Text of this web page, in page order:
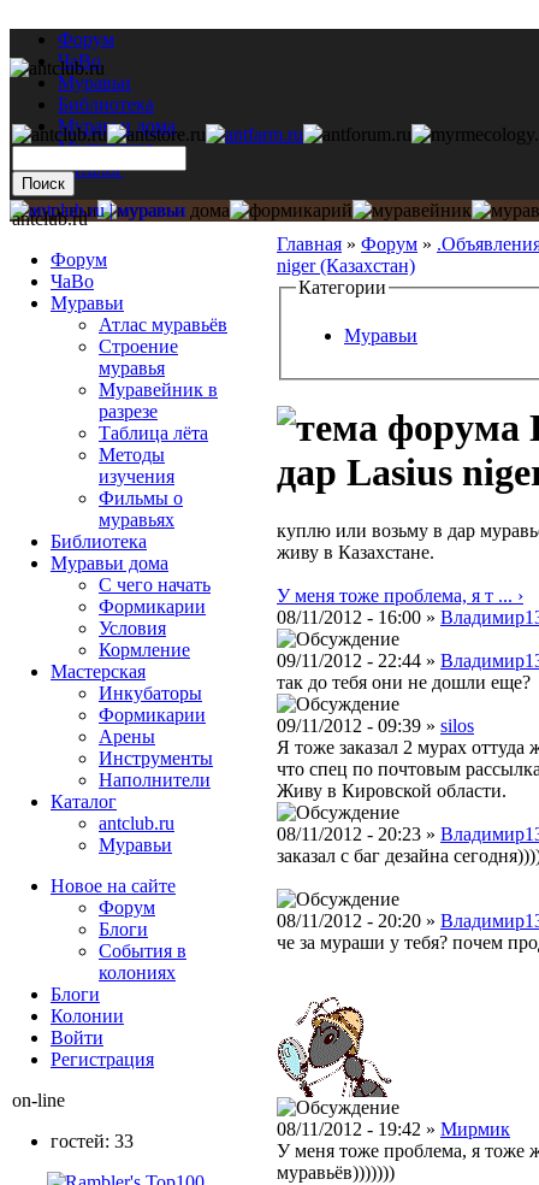
Форум
ЧаВо
Муравьи
Библиотека
Муравьи дома
Мастерская
Каталог
Главная » Форум »
niger (Казахстан)
Категории
Муравьи
дар Lasius
куплю или возьму в дар
живу в Казахстане.
У меня тоже проблема, я т ... ›
08/11/2012 - 16:00 »
09/11/2012 - 22:44 »
так до тебя они не дошли еще?
09/11/2012 - 09:39 » silos
Я тоже заказал 2 мурах
что спец по почтовым
Живу в Кировской области.
08/11/2012 - 20:23 »
заказал с баг дезайна
08/11/2012 - 20:20 »
че за мураши у тебя? почем
08/11/2012 - 19:42 » Мирмик
У меня тоже проблема, я тоже
муравьёв)))))))
antclub.ru
Форум
ЧаВо
Муравьи
Атлас муравьёв
Строение
муравья
Муравейник в
разрезе
Таблица лёта
Методы
изучения
Фильмы о
муравьях
Библиотека
Муравьи дома
С чего начать
Формикарии
Условия
Кормление
Мастерская
Инкубаторы
Формикарии
Арены
Инструменты
Наполнители
Каталог
antclub.ru
Муравьи
Новое на сайте
Форум
Блоги
События в
колониях
Блоги
Колонии
Войти
Peгиcтpaция
on-line
гостей: 33